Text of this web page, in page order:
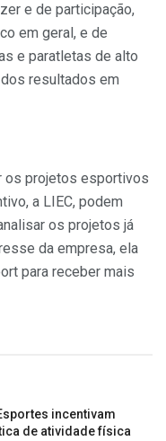
e de participação,
em geral, e de
e paratletas de alto
resultados em
os projetos esportivos
a LIEC, podem
os projetos já
da empresa, ela
para receber mais
incentivam
de atividade física